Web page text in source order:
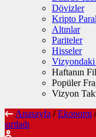
Dövizler
Kripto
Altınlar
Pariteler
Hisseler
Haftanın
Popüler
Vizyon
Anasayfa / Ekonomi /
sırtladı